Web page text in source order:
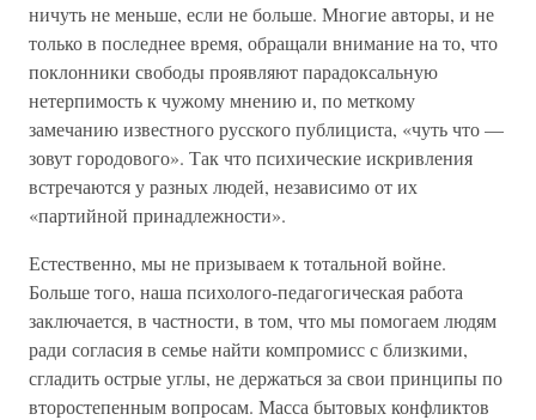
ничуть не меньше, если не больше. Многие авторы, и не
только в последнее время, обращали внимание на то, что
поклонники свободы проявляют парадоксальную
нетерпимость к чужому мнению и, по меткому
замечанию известного русского публициста, «чуть что —
зовут городового». Так что психические искривления
встречаются у разных людей, независимо от их
«партийной принадлежности».
Естественно, мы не призываем к тотальной войне.
Больше того, наша психолого-педагогическая работа
заключается, в частности, в том, что мы помогаем людям
ради согласия в семье найти компромисс с близкими,
сгладить острые углы, не держаться за свои принципы по
второстепенным вопросам. Масса бытовых конфликтов